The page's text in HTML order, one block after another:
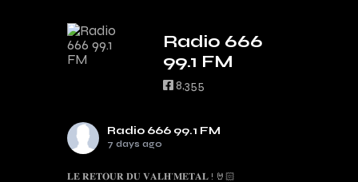
Radio 666
99.1 FM
8,355
Radio 666 99.1 FM
7 days ago
𝐋𝐄 𝐑𝐄𝐓𝐎𝐔𝐑 𝐃𝐔 𝐕𝐀𝐋𝐇’𝐌𝐄𝐓𝐀𝐋 ! 🤘🏻